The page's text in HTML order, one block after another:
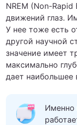
NREM (Non-
движений глаз.
У нее тоже есть
другой научной
значение имеет
максимально
дает наибольшее
Именно